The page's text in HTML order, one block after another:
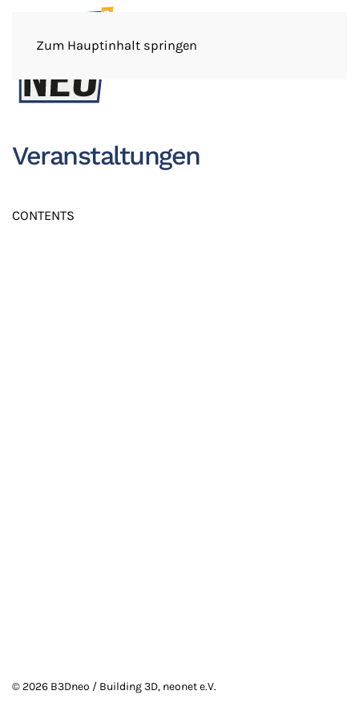
Zum Hauptinhalt springen
Veranstaltungen
CONTENTS
©2026 B3Dneo / Building 3D, neonet e.V.